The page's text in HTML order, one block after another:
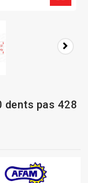
dents pas 428